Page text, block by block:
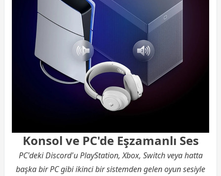
Konsol ve PC'de Eşzamanlı Ses
PC'deki Discord'u PlayStation, Xbox, Switch veya hatta
başka bir PC gibi ikinci bir sistemden gelen oyun sesiyle